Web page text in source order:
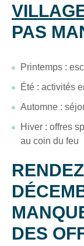
PAS
Printemps :
Été : activités
Automne :
Hiver : offres
au coin du feu
DES
tous
les
15
directement
votre
boîte
nouveautés,
bons
plans,
promos,
idées
de